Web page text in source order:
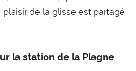
plaisir de la glisse est partagé
la station de la Plagne